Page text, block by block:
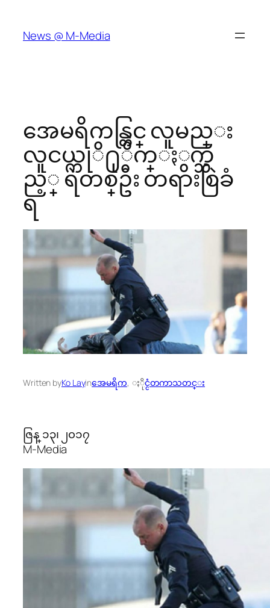
content
News @ M-Media
အေမရိကန္တြင္ လူမည္း
လူငယ္ကုိ႐ုိက္ႏွက္သ
ည့္ ရဲတစ္ဦး တရားစြဲခံ
ရ
Written byKo Layinအေမရိက, ႏိုင္ငံတကာသတင္း
ဇြန္ ၁၃၊ ၂၀၁၇
M-Media